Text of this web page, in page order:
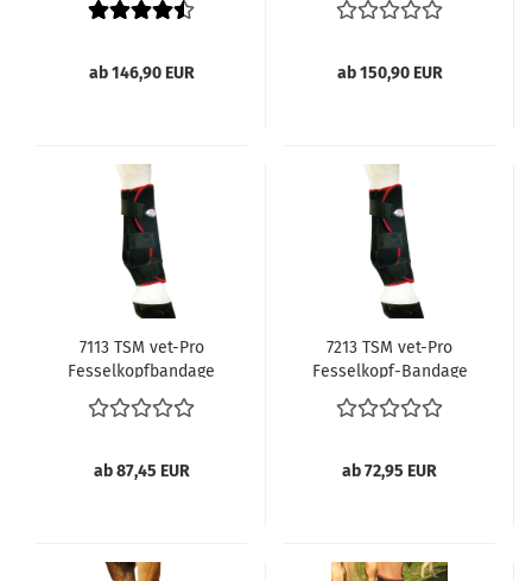
Pferdegamaschen
ab 146,90 EUR
Pferdegamaschen
ab 150,90 EUR
7113 TSM vet-Pro
Fesselkopfbandage
vorn mit Streifschutz,
Pferdegamaschen
ab 87,45 EUR
7213 TSM vet-Pro
Fesselkopf-Bandage
vorn ohne Streifschutz,
Pferdegamaschen Paar
ab 72,95 EUR